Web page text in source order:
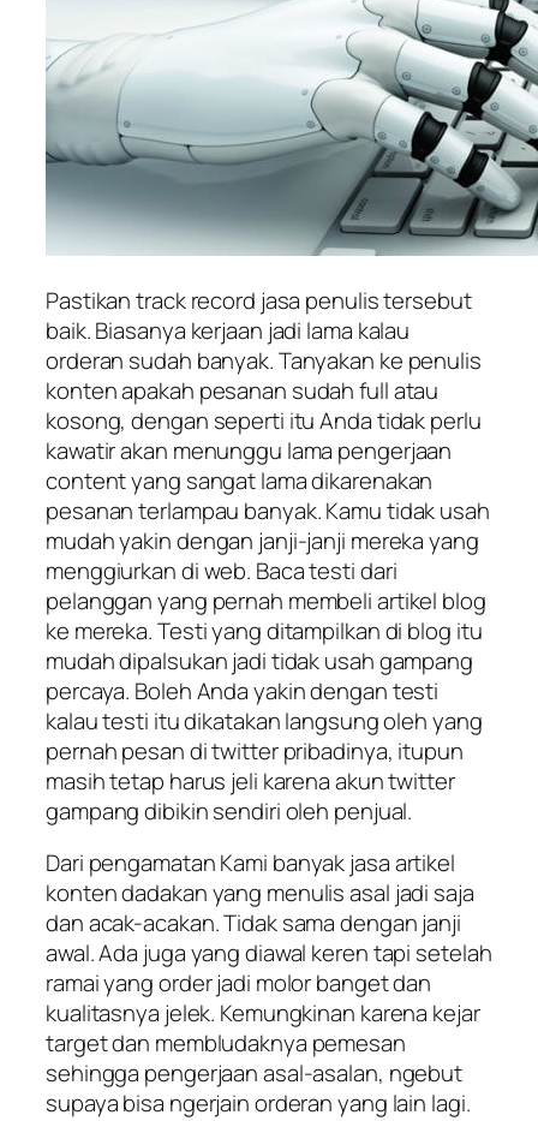
Pastikan track record jasa penulis tersebut
baik. Biasanya kerjaan jadi lama kalau
orderan sudah banyak. Tanyakan ke penulis
konten apakah pesanan sudah full atau
kosong, dengan seperti itu Anda tidak perlu
kawatir akan menunggu lama pengerjaan
content yang sangat lama dikarenakan
pesanan terlampau banyak. Kamu tidak usah
mudah yakin dengan janji-janji mereka yang
menggiurkan di web. Baca testi dari
pelanggan yang pernah membeli artikel blog
ke mereka. Testi yang ditampilkan di blog itu
mudah dipalsukan jadi tidak usah gampang
percaya. Boleh Anda yakin dengan testi
kalau testi itu dikatakan langsung oleh yang
pernah pesan di twitter pribadinya, itupun
masih tetap harus jeli karena akun twitter
gampang dibikin sendiri oleh penjual.
Dari pengamatan Kami banyak jasa artikel
konten dadakan yang menulis asal jadi saja
dan acak-acakan. Tidak sama dengan janji
awal. Ada juga yang diawal keren tapi setelah
ramai yang order jadi molor banget dan
kualitasnya jelek. Kemungkinan karena kejar
target dan membludaknya pemesan
sehingga pengerjaan asal-asalan, ngebut
supaya bisa ngerjain orderan yang lain lagi.